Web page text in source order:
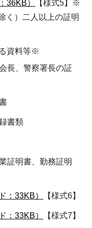
36KB）
【様式5】※
く）二人以上の証明
資料等※
長、警察署長の証
書類
証明書、勤務証明
：33KB） 【様式6】
：33KB） 【様式7】